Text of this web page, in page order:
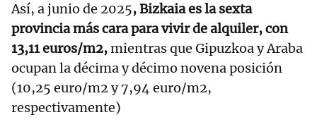
Así, a junio de 2025, Bizkaia es la sexta
provincia más cara para vivir de alquiler, con
13,11 euros/m2,mientras que Gipuzkoa y Araba
ocupan la décima y décimo novena posición
(10,25 euro/m2 y 7,94 euro/m2,
respectivamente)